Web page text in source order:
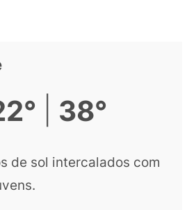
38°
de sol intercalados com